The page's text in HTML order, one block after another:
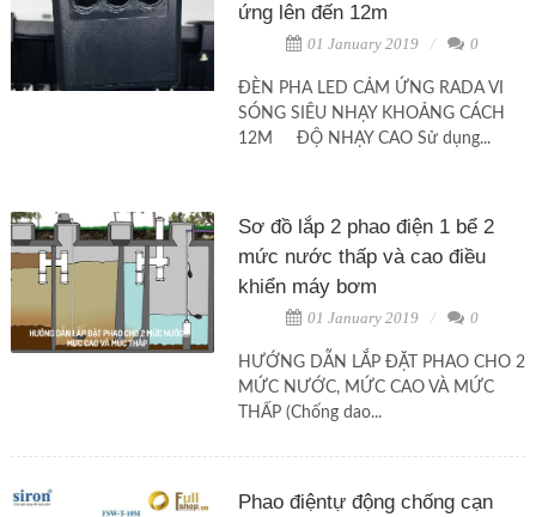
ứng lên đến 12m
01 January 2019 0
ĐÈN PHA LED CẢM ỨNG RADA VI
SÓNG SIÊU NHẠY KHOẢNG CÁCH
12M ĐỘ NHẠY CAO Sử dụng...
Sơ đồ lắp 2 phao điện 1 bể 2
mức nước thấp và cao điều
khiển máy bơm
01 January 2019 0
HƯỚNG DẪN LẮP ĐẶT PHAO CHO 2
MỨC NƯỚC, MỨC CAO VÀ MỨC
THẤP (Chống dao...
Phao điệntự động chống cạn